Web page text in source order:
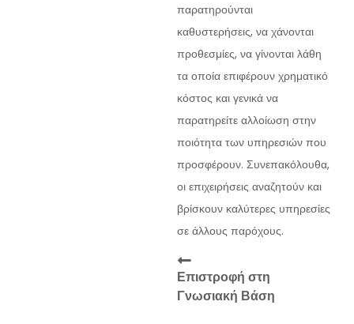
παρατηρούνται
καθυστερήσεις, να χάνονται
προθεσμίες, να γίνονται λάθη
τα οποία επιφέρουν χρηματικό
κόστος και γενικά να
παρατηρείτε αλλοίωση στην
ποιότητα των υπηρεσιών που
προσφέρουν. Συνεπακόλουθα,
οι επιχειρήσεις αναζητούν και
βρίσκουν καλύτερες υπηρεσίες
σε άλλους παρόχους.
Επιστροφή στη
Γνωσιακή Βάση